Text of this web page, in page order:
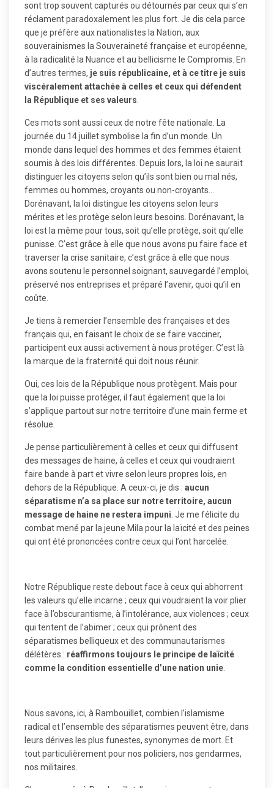
sont trop souvent capturés ou détournés par ceux qui s’en
réclament paradoxalement les plus fort. Je dis cela parce
que je préfère aux nationalistes la Nation, aux
souverainismes la Souveraineté française et européenne,
à la radicalité la Nuance et au bellicisme le Compromis. En
d’autres termes, je suis républicaine, et à ce titre je suis
viscéralement attachée à celles et ceux qui défendent
la République et ses valeurs.
Ces mots sont aussi ceux de notre fête nationale. La
journée du 14 juillet symbolise la fin d’un monde. Un
monde dans lequel des hommes et des femmes étaient
soumis à des lois différentes. Depuis lors, la loi ne saurait
distinguer les citoyens selon qu’ils sont bien ou mal nés,
femmes ou hommes, croyants ou non-croyants…
Dorénavant, la loi distingue les citoyens selon leurs
mérites et les protège selon leurs besoins. Dorénavant, la
loi est la même pour tous, soit qu’elle protège, soit qu’elle
punisse. C’est grâce à elle que nous avons pu faire face et
traverser la crise sanitaire, c’est grâce à elle que nous
avons soutenu le personnel soignant, sauvegardé l’emploi,
préservé nos entreprises et préparé l’avenir, quoi qu’il en
coûte.
Je tiens à remercier l’ensemble des françaises et des
français qui, en faisant le choix de se faire vacciner,
participent eux aussi activement à nous protéger. C’est là
la marque de la fraternité qui doit nous réunir.
Oui, ces lois de la République nous protègent. Mais pour
que la loi puisse protéger, il faut également que la loi
s’applique partout sur notre territoire d’une main ferme et
résolue.
Je pense particulièrement à celles et ceux qui diffusent
des messages de haine, à celles et ceux qui voudraient
faire bande à part et vivre selon leurs propres lois, en
dehors de la République. A ceux-ci, je dis : aucun
séparatisme n’a sa place sur notre territoire, aucun
message de haine ne restera impuni. Je me félicite du
combat mené par la jeune Mila pour la laïcité et des peines
qui ont été prononcées contre ceux qui l’ont harcelée.
Notre République reste debout face à ceux qui abhorrent
les valeurs qu’elle incarne ; ceux qui voudraient la voir plier
face à l’obscurantisme, à l’intolérance, aux violences ; ceux
qui tentent de l’abimer ; ceux qui prônent des
séparatismes belliqueux et des communautarismes
délétères : réaffirmons toujours le principe de laïcité
comme la condition essentielle d’une nation unie.
Nous savons, ici, à Rambouillet, combien l’islamisme
radical et l’ensemble des séparatismes peuvent être, dans
leurs dérives les plus funestes, synonymes de mort. Et
tout particulièrement pour nos policiers, nos gendarmes,
nos militaires.